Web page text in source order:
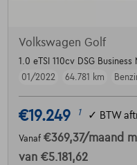
Volkswagen Golf
1.0 eTSI 110cv DSG
01/2022
64.781 km
€19.249 1 ✓ BTW
Vanaf €369,37/maand
van €5.181,62